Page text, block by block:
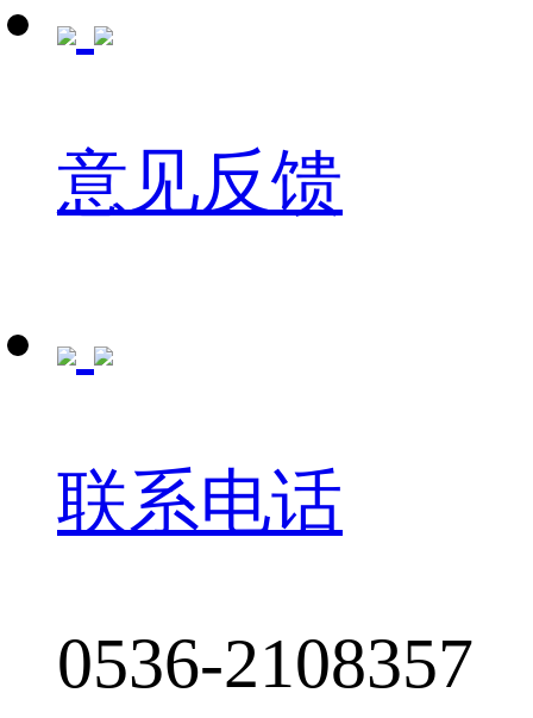
意见反馈
联系电话
0536-2108357